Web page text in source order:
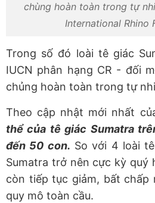
chùng hoàn toàn trong tự
International Rhino
Trong số đó loài tê giác
IUCN phân hạng CR - đối
chủng hoàn toàn trong tự
Theo cập nhật mới nhất
thể của tê giác Sumatra
đến 50 con. So với 4 loài
Sumatra trở nên cực kỳ quý
còn tiếp tục giảm, bất chấp
quy mô toàn cầu.